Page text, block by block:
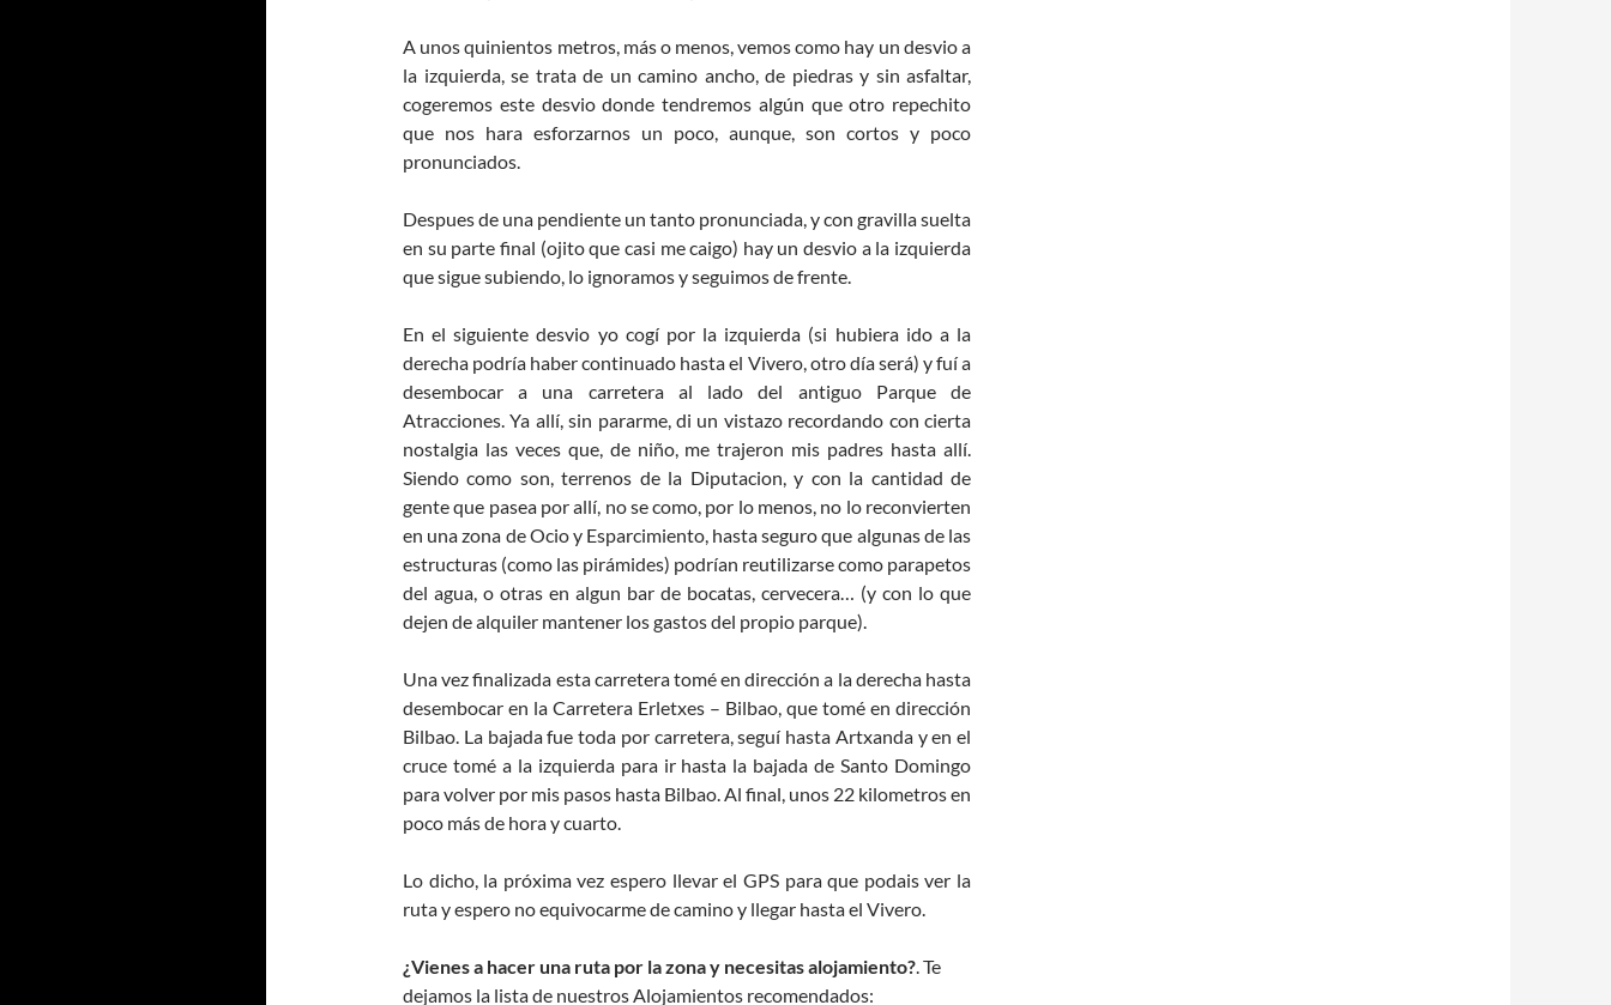
A unos quinientos metros, más o menos, vemos como hay un desvio a
la izquierda, se trata de un camino ancho, de piedras y sin asfaltar,
cogeremos este desvio donde tendremos algún que otro repechito
que nos hara esforzarnos un poco, aunque, son cortos y poco
pronunciados.
Despues de una pendiente un tanto pronunciada, y con gravilla suelta
en su parte final (ojito que casi me caigo) hay un desvio a la izquierda
que sigue subiendo, lo ignoramos y seguimos de frente.
En el siguiente desvio yo cogí por la izquierda (si hubiera ido a la
derecha podría haber continuado hasta el Vivero, otro día será) y fuí a
desembocar a una carretera al lado del antiguo Parque de
Atracciones. Ya allí, sin pararme, di un vistazo recordando con cierta
nostalgia las veces que, de niño, me trajeron mis padres hasta allí.
Siendo como son, terrenos de la Diputacion, y con la cantidad de
gente que pasea por allí, no se como, por lo menos, no lo reconvierten
en una zona de Ocio y Esparcimiento, hasta seguro que algunas de las
estructuras (como las pirámides) podrían reutilizarse como parapetos
del agua, o otras en algun bar de bocatas, cervecera… (y con lo que
dejen de alquiler mantener los gastos del propio parque).
Una vez finalizada esta carretera tomé en dirección a la derecha hasta
desembocar en la Carretera Erletxes – Bilbao, que tomé en dirección
Bilbao. La bajada fue toda por carretera, seguí hasta Artxanda y en el
cruce tomé a la izquierda para ir hasta la bajada de Santo Domingo
para volver por mis pasos hasta Bilbao. Al final, unos 22 kilometros en
poco más de hora y cuarto.
Lo dicho, la próxima vez espero llevar el GPS para que podais ver la
ruta y espero no equivocarme de camino y llegar hasta el Vivero.
¿Vienes a hacer una ruta por la zona y necesitas alojamiento?. Te
dejamos la lista de nuestros Alojamientos recomendados: